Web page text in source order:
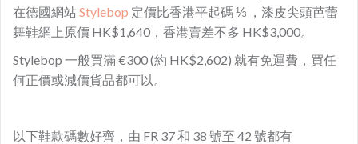
在德國網站Stylebop 定價比香港平起碼 ⅓ ，漆皮尖頭芭蕾
舞鞋網上原價 HK$1,640，香港賣差不多 HK$3,000。
Stylebop 一般買滿 €300 (約 HK$2,602) 就有免運費，買任
何正價或減價貨品都可以。
以下鞋款碼數好齊，由 FR 37 和 38 號至 42 號都有